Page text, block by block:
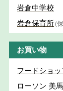
岩倉中学校
岩倉保育所(
お買い物
フードショ
ローソン 美